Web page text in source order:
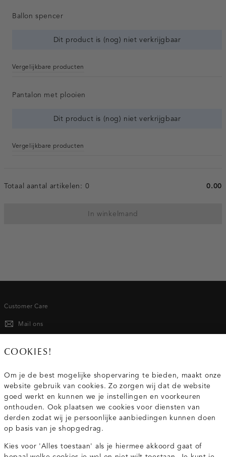
Ballon spencer
Dit product is (nog) niet verkrijgbaar
Vergelijkbare producten
Pantalon met plooien
Dit product is (nog) niet verkrijgbaar
Vergelijkbare producten
Totaal aantal artikelen: 0 0.00
In winkelmand
Customer Care
Mail ons
Service
Wij zijn Costes
Topcategorieën voor jou
COOKIES!
Om je de best mogelijke shopervaring te bieden, maakt onze
website gebruik van cookies. Zo zorgen wij dat de website
goed werkt en kunnen we je instellingen en voorkeuren
onthouden. Ook plaatsen we cookies voor diensten van
derden zodat wij je persoonlijke aanbiedingen kunnen doen
op basis van je shopgedrag.
Kies voor 'Alles toestaan' als je hiermee akkoord gaat of